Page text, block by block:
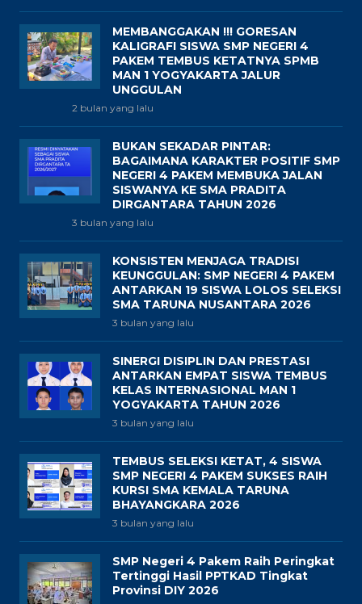
MEMBANGGAKAN !!! GORESAN
KALIGRAFI SISWA SMP NEGERI 4
PAKEM TEMBUS KETATNYA SPMB
MAN 1 YOGYAKARTA JALUR
UNGGULAN
2 bulan yang lalu
BUKAN SEKADAR PINTAR:
BAGAIMANA KARAKTER POSITIF SMP
NEGERI 4 PAKEM MEMBUKA JALAN
SISWANYA KE SMA PRADITA
DIRGANTARA TAHUN 2026
3 bulan yang lalu
KONSISTEN MENJAGA TRADISI
KEUNGGULAN: SMP NEGERI 4 PAKEM
ANTARKAN 19 SISWA LOLOS SELEKSI
SMA TARUNA NUSANTARA 2026
3 bulan yang lalu
SINERGI DISIPLIN DAN PRESTASI
ANTARKAN EMPAT SISWA TEMBUS
KELAS INTERNASIONAL MAN 1
YOGYAKARTA TAHUN 2026
3 bulan yang lalu
TEMBUS SELEKSI KETAT, 4 SISWA
SMP NEGERI 4 PAKEM SUKSES RAIH
KURSI SMA KEMALA TARUNA
BHAYANGKARA 2026
3 bulan yang lalu
SMP Negeri 4 Pakem Raih Peringkat
Tertinggi Hasil PPTKAD Tingkat
Provinsi DIY 2026